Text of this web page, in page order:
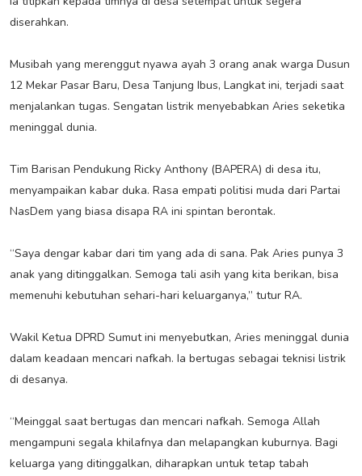
diserahkan.
Musibah yang merenggut nyawa ayah 3 orang anak warga Dusun
12 Mekar Pasar Baru, Desa Tanjung Ibus, Langkat ini, terjadi saat
menjalankan tugas. Sengatan listrik menyebabkan Aries seketika
meninggal dunia.
Tim Barisan Pendukung Ricky Anthony (BAPERA) di desa itu,
menyampaikan kabar duka. Rasa empati politisi muda dari Partai
NasDem yang biasa disapa RA ini spintan berontak.
“Saya dengar kabar dari tim yang ada di sana. Pak Aries punya 3
anak yang ditinggalkan. Semoga tali asih yang kita berikan, bisa
memenuhi kebutuhan sehari-hari keluarganya,” tutur RA.
Wakil Ketua DPRD Sumut ini menyebutkan, Aries meninggal dunia
dalam keadaan mencari nafkah. Ia bertugas sebagai teknisi listrik
di desanya.
“Meinggal saat bertugas dan mencari nafkah. Semoga Allah
mengampuni segala khilafnya dan melapangkan kuburnya. Bagi
keluarga yang ditinggalkan, diharapkan untuk tetap tabah